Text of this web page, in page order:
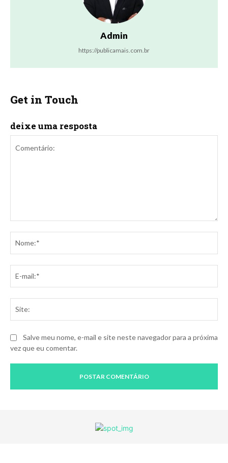
Admin
https://publicamais.com.br
Get in Touch
deixe uma resposta
Salve meu nome, e-mail e site neste navegador para a próxima
vez que eu comentar.